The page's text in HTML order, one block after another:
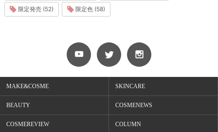
限定発売 (52) 限定色 (58)
MAKE&COSME SKINCARE
BEAUTY COSMENEWS
COSMEREVIEW COLUMN